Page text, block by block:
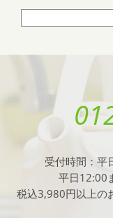
【SNS】ガラスケト
2023.12.7
【SNS】バルミュ
ゼントキャンペー
2023.10.17
【SNS】新商品 排
受付時間：平
平日12:00
税込3,980円以上の